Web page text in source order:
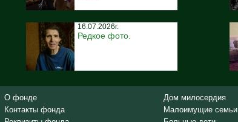
16.07.2026г.
Редкое фото.
О фонде
Контакты фонда
Дом милосердия
Малоимущие семьи